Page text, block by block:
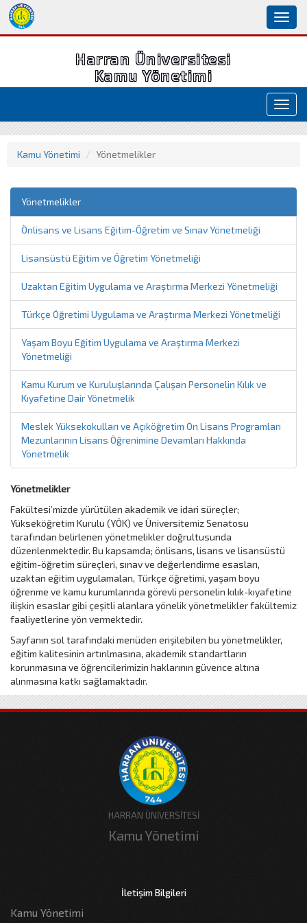
Harran Üniversitesi
Kamu Yönetimi
Kamu Yönetimi Yönetmelikler
Yönetmelikler
Önlisans ve Lisans Eğitim-Öğretim ve Sınav Yönetmeliği
Lisansüstü Eğitim ve Öğretim Yönetmeliği
Uzaktan Eğitim Uygulama ve Araştırma Merkezi Yönetmeliği
Türkçe Öğretimi Uygulama ve Araştırma Merkezi Yönetmeliği
Yaşam Boyu Eğitim Uygulama ve Araştırma Merkezi
Yönetmeliği
Kamu Kurum ve Kuruluşlarında Çalışan Personelin Kılık ve
Kıyafetine Dair Yönetmelik
Meslek Yüksekokulları ve Açıköğretim Ön Lisans Programları
Mezunlarının Lisans Öğrenimine Devamları Hakkında
Yönetmelik
Yönetmelikler
Fakültesi’mizde yürütülen akademik ve idari süreçler;
Yükseköğretim Kurulu (YÖK) ve Üniversitemiz Senatosu
tarafından belirlenen yönetmelikler doğrultusunda
düzenlenmektedir. Bu kapsamda; önlisans, lisans ve lisansüstü
eğitim-öğretim süreçleri, sınav ve değerlendirme esasları,
uzaktan eğitim uygulamaları, Türkçe öğretimi, yaşam boyu
öğrenme ve kamu kurumlarında görevli personelin kılık-kıyafetine
ilişkin esaslar gibi çeşitli alanlara yönelik yönetmelikler fakültemiz
faaliyetlerine yön vermektedir.
Sayfanın sol tarafındaki menüden erişilebilen bu yönetmelikler,
eğitim kalitesinin artırılmasına, akademik standartların
korunmasına ve öğrencilerimizin haklarının güvence altına
alınmasına katkı sağlamaktadır.
HARRAN ÜNİVERSİTESİ
Kamu Yönetimi
İletişim Bilgileri
Kamu Yönetimi